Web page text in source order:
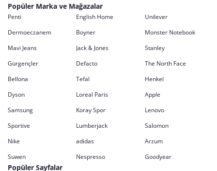
Popüler Marka ve Mağazalar
Penti English Home
Unilever
Dermoeczanem
Boyner
Monster Notebook
Mavi Jeans
Jack & Jones
Stanley
Gürgençler
Defacto
The North Face
Bellona
Tefal
Henkel
Dyson
Loreal Paris
Apple
Samsung
Koray Spor
Lenovo
Sportive
Lumberjack
Salomon
Nike
adidas
Arzum
Suwen
Nespresso Goodyear
Popüler Sayfalar